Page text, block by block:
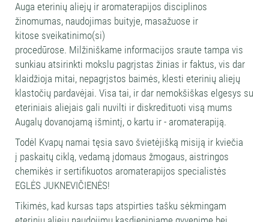
Auga eterinių aliejų ir aromaterapijos disciplinos
žinomumas, naudojimas buityje, masažuose ir
kitose sveikatinimo(si)
procedūrose. Milžiniškame informacijos sraute tampa vis
sunkiau atsirinkti mokslu pagrįstas žinias ir faktus, vis dar
klaidžioja mitai, nepagrįstos baimės, klesti eterinių aliejų
klastočių pardavėjai. Visa tai, ir dar nemokšiškas elgesys su
eteriniais aliejais gali nuvilti ir diskredituoti visą mums
Augalų dovanojamą išmintį, o kartu ir - aromaterapiją.
Todėl Kvapų namai tęsia savo švietėjišką misiją ir kviečia
į paskaitų ciklą, vedamą įdomaus žmogaus, aistringos
chemikės ir sertifikuotos aromaterapijos specialistės
EGLĖS JUKNEVIČIENĖS!
Tikimės, kad kursas taps atspirties tašku sėkmingam